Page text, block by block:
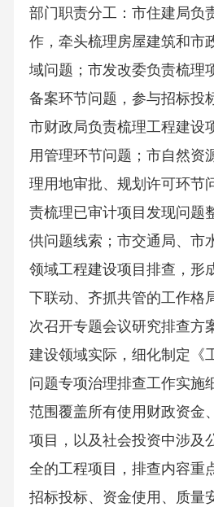
部门职责分工：市住建局负
作，牵头梳理房屋建筑和市
域问题；市发改委负责梳理
备案环节问题，参与招标投
市财政局负责梳理工程建设
用管理环节问题；市自然资
理用地审批、规划许可环节
责梳理已审计项目发现问题
供问题线索；市交通局、市
领域工程建设项目排查，形
下联动、齐抓共管的工作格
次召开专题会议研究排查方
建设领域实际，细化制定《
问题专项治理排查工作实施
范围覆盖所有使用财政资金
项目，以及社会投资中涉及
全的工程项目，排查内容重
招标投标、资金使用、质量